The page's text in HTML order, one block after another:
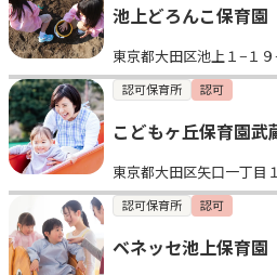
池上どろんこ保育園
東京都大田区池上１−１９
認可保育所 認可
こどもヶ丘保育園武
東京都大田区矢口一丁目
認可保育所 認可
ベネッセ池上保育園